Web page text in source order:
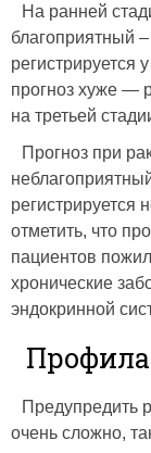
На ранней
благоприятный
регистрируется
прогноз хуже —
на третьей
Прогноз при
регистрируется
отметить, что
пациентов
хронические
эндокринной
Предупредить
очень сложно,